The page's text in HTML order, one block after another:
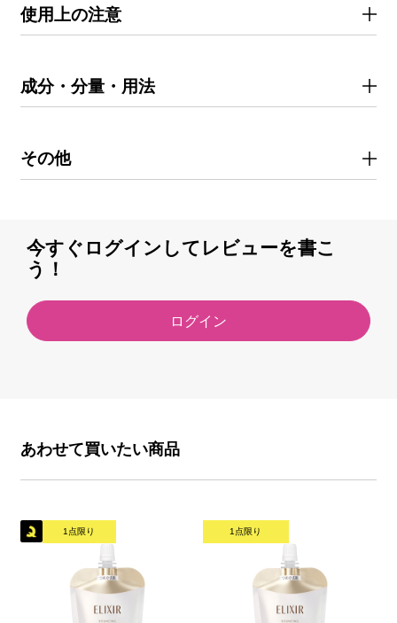
使用上の注意
成分・分量・用法
その他
今すぐログインしてレビューを書こ
う！
ログイン
あわせて買いたい商品
1点限り 1点限り